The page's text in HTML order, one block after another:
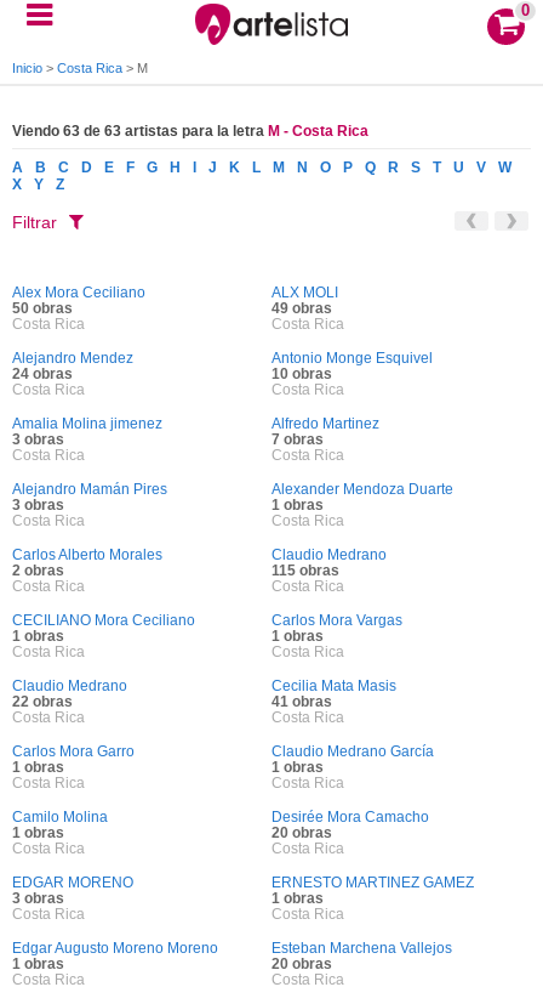
0
Inicio > Costa Rica > M
Viendo 63 de 63 artistas para la letra M - Costa Rica
A B C D E F G H J K L M N O P Q R S T U V
W
X
Y Z
Filtrar
Alex Mora Ceciliano
50 obras
Costa Rica
ALX MOLI
49 obras
Costa Rica
Alejandro Mendez
24 obras
Costa Rica
Antonio Monge Esquivel
10 obras
Costa Rica
Amalia Molina jimenez
3 obras
Costa Rica
Alfredo Martinez
7 obras
Costa Rica
Alejandro Mamán Pires
3 obras
Costa Rica
Alexander Mendoza Duarte
1 obras
Costa Rica
Carlos Alberto Morales
2 obras
Costa Rica
Claudio Medrano
115 obras
Costa Rica
CECILIANO Mora Ceciliano
1 obras
Costa Rica
Carlos Mora Vargas
1 obras
Costa Rica
Claudio Medrano
22 obras
Costa Rica
Cecilia Mata Masis
41 obras
Costa Rica
Carlos Mora Garro
1 obras
Costa Rica
Claudio Medrano García
1 obras
Costa Rica
Camilo Molina
1 obras
Costa Rica
Desirée Mora Camacho
20 obras
Costa Rica
EDGAR MORENO
3 obras
Costa Rica
ERNESTO MARTINEZ GAMEZ
1 obras
Costa Rica
Edgar Augusto Moreno Moreno
1 obras
Costa Rica
Esteban Marchena Vallejos
20 obras
Costa Rica